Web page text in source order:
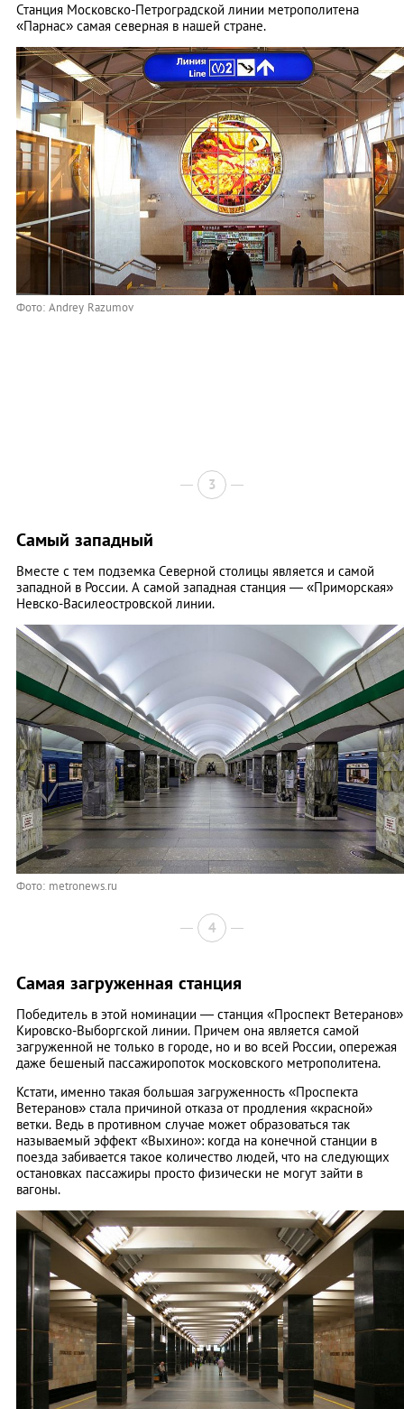
Станция Московско-Петроградской линии метрополитена
«Парнас» самая северная в нашей стране.
Фото: Andrey Razumov
3
Самый западный
Вместе с тем подземка Северной столицы является и самой
западной в России. А самой западная станция — «Приморская»
Невско-Василеостровской линии.
Фото: metronews.ru
4
Самая загруженная станция
Победитель в этой номинации — станция «Проспект Ветеранов»
Кировско-Выборгской линии. Причем она является самой
загруженной не только в городе, но и во всей России, опережая
даже бешеный пассажиропоток московского метрополитена.
Кстати, именно такая большая загруженность «Проспекта
Ветеранов» стала причиной отказа от продления «красной»
ветки. Ведь в противном случае может образоваться так
называемый эффект «Выхино»: когда на конечной станции в
поезда забивается такое количество людей, что на следующих
остановках пассажиры просто физически не могут зайти в
вагоны.